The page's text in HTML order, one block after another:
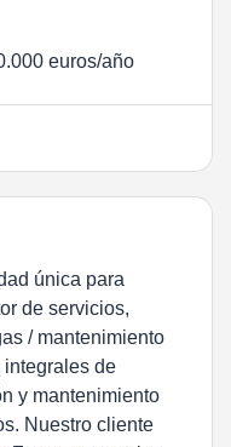
euros/año
única para
de servicios,
/ mantenimiento
de
y mantenimiento
Nuestro cliente